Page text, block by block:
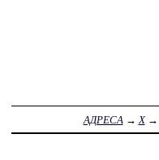
АДРЕСА → Х→